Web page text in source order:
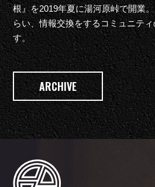
根』を2019年夏に湯河原峠で開業
らい、情報交換をするコミュニテ
す。
ARCHIVE